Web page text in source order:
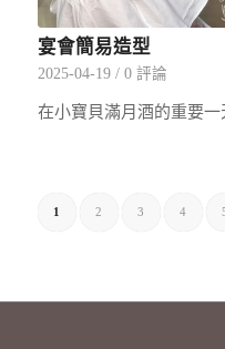
宴會簡易造型
2025-04-19 / 0 評論
在小寶貝滿月酒的重要
1 2 3 4